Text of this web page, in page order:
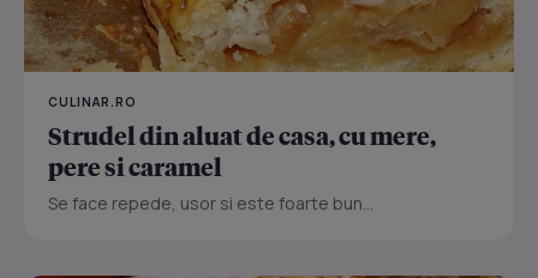
CULINAR.RO
Strudel din aluat de casa, cu mere,
pere si caramel
Se face repede, usor si este foarte bun...